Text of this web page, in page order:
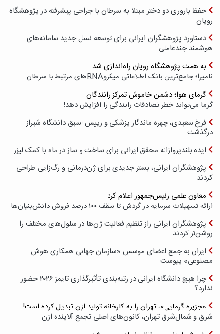
حفظ باروری دو دختر مبتلا به سرطان با جراحی پیشرفته در پژوهشگاه
رویان
دستاورد پژوهشگران ایرانی برای توسعه نسل جدید سامانه‌های
هوشمند چندعاملی
به همت پژوهشگاه رویان راه‌اندازی شد
نامیرا؛ جامع‌ترین بانک اطلاعاتی میکروRNAهای مرتبط با سرطان
گرمای هوا؛ دشمن خاموش تمرکز رانندگان
گرما می‌تواند خطر تصادفات رانندگی را افزایش دهد!
فرخ سعیدی، چهره ماندگار پزشکی و رییس اسبق دانشگاه شیراز
درگذشت
ایده بلندپروازانه محقق ایرانی برای ساخت و ساز در ماه با کمک لیزر
پژوهشگران ایرانی، بستر جدیدی برای ژن‌درمانی و رگ‌زایی طراحی
کردند
معاون علمی رئیس‌جمهور اعلام کرد
ارائه تسهیلات سرمایه در گردش تا سقف ۱۰۰ درصد فروش دانش‌بنیان‌ها
پژوهشگران ایرانی راز تنظیم فعالیت ژن‌ها در سلول‌های مختلف را
روشن‌تر کردند
ایران به جمع اعضای موسس «سازمان جهانی همکاری هوش
مصنوعی» پیوست
چرا هیچ دانشگاه ایرانی در رتبه‌بندی تأثیرگذاری تایمز ۲۰۲۶ حضور
ندارد؟
«جزیره گرمایی»، تهران را به کارخانه تولید ازن تبدیل کرده است!
شرق و شمال‌شرق تهران، کانون‌های اصلی تجمع آلاینده ازن